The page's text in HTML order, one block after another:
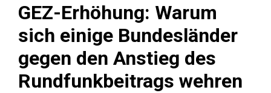
GEZ-Erhöhung: Warum
sich einige Bundesländer
gegen den Anstieg des
Rundfunkbeitrags wehren